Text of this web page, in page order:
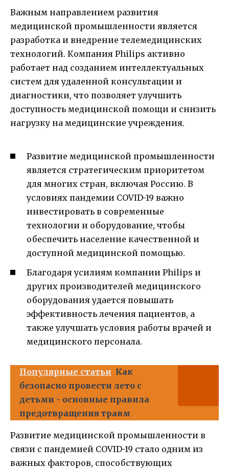
Важным направлением развития
медицинской промышленности является
разработка и внедрение телемедицинских
технологий. Компания Philips активно
работает над созданием интеллектуальных
систем для удаленной консультации и
диагностики, что позволяет улучшить
доступность медицинской помощи и снизить
нагрузку на медицинские учреждения.
Развитие медицинской промышленности
является стратегическим приоритетом
для многих стран, включая Россию. В
условиях пандемии COVID-19 важно
инвестировать в современные
технологии и оборудование, чтобы
обеспечить население качественной и
доступной медицинской помощью.
Благодаря усилиям компании Philips и
других производителей медицинского
оборудования удается повышать
эффективность лечения пациентов, а
также улучшать условия работы врачей и
медицинского персонала.
Популярные статьи Как
безопасно провести лето с
детьми - основные правила
предотвращения травм
Развитие медицинской промышленности в
связи с пандемией COVID-19 стало одним из
важных факторов, способствующих